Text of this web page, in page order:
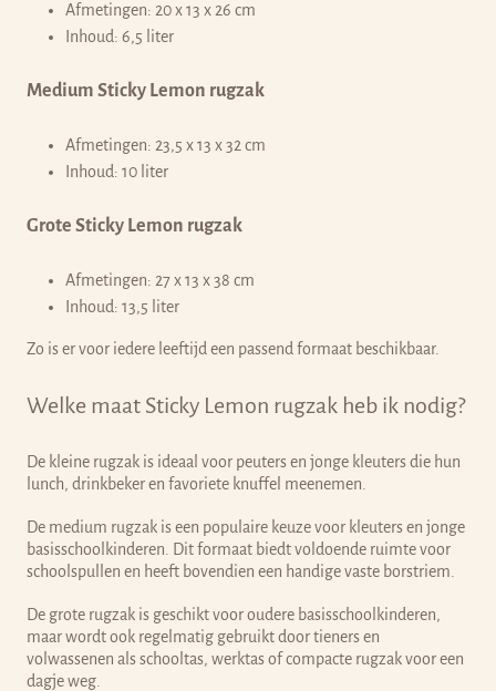
Afmetingen: 20 x 13 x 26 cm
Inhoud: 6,5 liter
Medium Sticky Lemon rugzak
Afmetingen: 23,5 x 13 x 32 cm
Inhoud: 10 liter
Grote Sticky Lemon rugzak
Afmetingen: 27 x 13 x 38 cm
Inhoud: 13,5 liter
Zo is er voor iedere leeftijd een passend formaat beschikbaar.
Welke maat Sticky Lemon rugzak heb ik nodig?
De kleine rugzak is ideaal voor peuters en jonge kleuters die hun
lunch, drinkbeker en favoriete knuffel meenemen.
De medium rugzak is een populaire keuze voor kleuters en jonge
basisschoolkinderen. Dit formaat biedt voldoende ruimte voor
schoolspullen en heeft bovendien een handige vaste borstriem.
De grote rugzak is geschikt voor oudere basisschoolkinderen,
maar wordt ook regelmatig gebruikt door tieners en
volwassenen als schooltas, werktas of compacte rugzak voor een
dagje weg.